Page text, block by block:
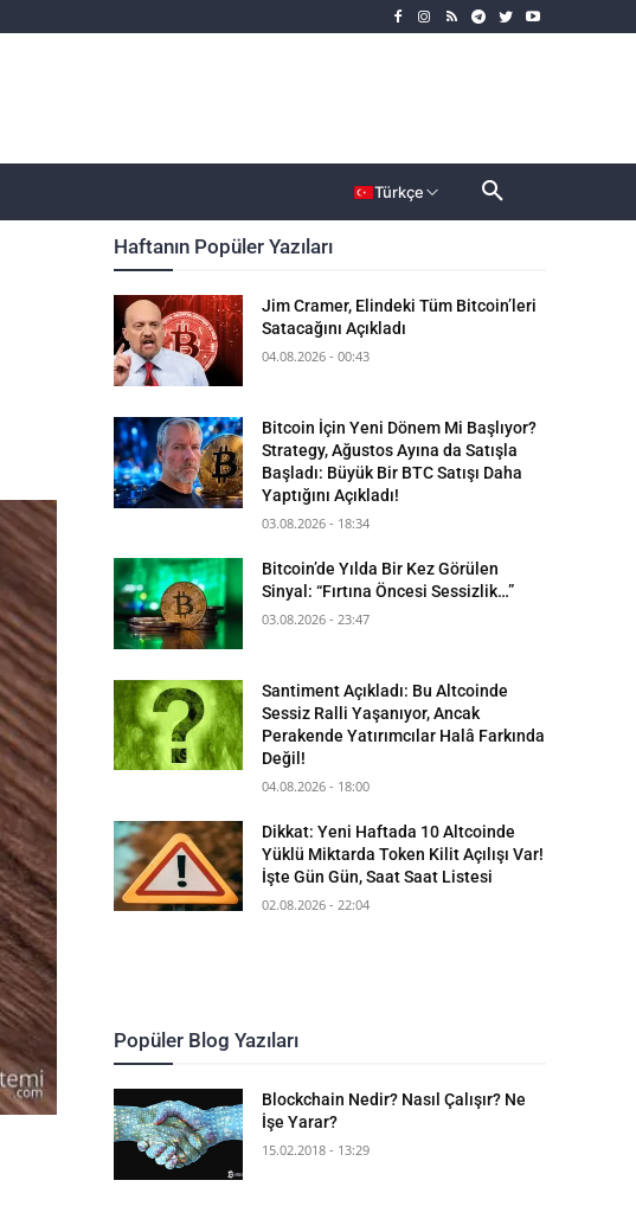
Türkçe
Haftanın Popüler Yazıları
Jim Cramer, Elindeki Tüm Bitcoin’leri
Satacağını Açıkladı
04.08.2026 - 00:43
Bitcoin İçin Yeni Dönem Mi Başlıyor?
Strategy, Ağustos Ayına da Satışla
Başladı: Büyük Bir BTC Satışı Daha
Yaptığını Açıkladı!
03.08.2026 - 18:34
Bitcoin’de Yılda Bir Kez Görülen
Sinyal: “Fırtına Öncesi Sessizlik…”
03.08.2026 - 23:47
Santiment Açıkladı: Bu Altcoinde
Sessiz Ralli Yaşanıyor, Ancak
Perakende Yatırımcılar Halâ Farkında
Değil!
04.08.2026 - 18:00
Dikkat: Yeni Haftada 10 Altcoinde
Yüklü Miktarda Token Kilit Açılışı Var!
İşte Gün Gün, Saat Saat Listesi
02.08.2026 - 22:04
Popüler Blog Yazıları
Blockchain Nedir? Nasıl Çalışır? Ne
İşe Yarar?
15.02.2018 - 13:29